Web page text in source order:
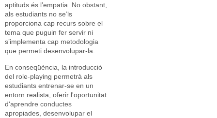
aptituds és l’empatia. No obstant,
als estudiants no se’ls
proporciona cap recurs sobre el
tema que puguin fer servir ni
s’implementa cap metodologia
que permeti desenvolupar-la.
En conseqüència, la introducció
del role-playing permetrà als
estudiants entrenar-se en un
entorn realista, oferir l'oportunitat
d'aprendre conductes
apropiades, desenvolupar el